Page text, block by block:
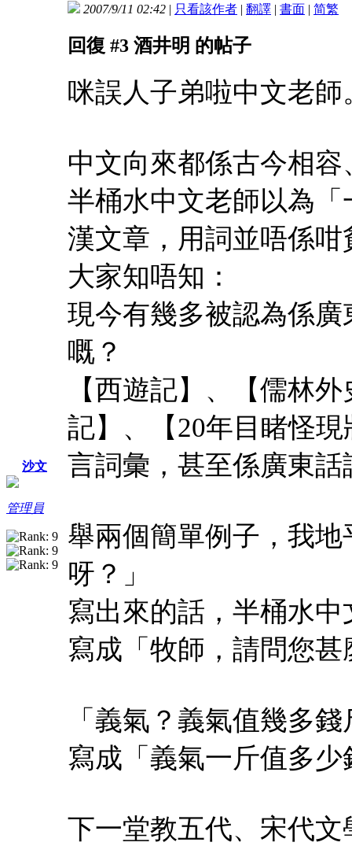
沙文
管理員
2007/9/11 02:42 | 只看該作者 | 翻譯 | 書面 | 简繁
回復 #3 酒井明 的帖子
咪誤人子弟啦中文老師
中文向來都係古今相
半桶水中文老師以為
漢文章，用詞並唔係咁
大家知唔知：
現今有幾多被認為係
嘅？
【西遊記】、【儒林
記】、【20年目睹怪
言詞彙，甚至係廣東話
舉兩個簡單例子，我
呀？」
寫出來的話，半桶水
寫成「牧師，請問您
「義氣？義氣值幾多
寫成「義氣一斤值多
下一堂教五代、宋代文